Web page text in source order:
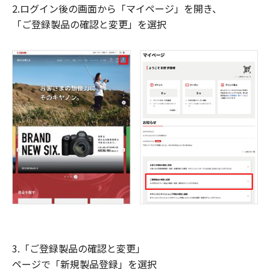
2.ログイン後の画面から「マイページ」を開き、
「ご登録製品の確認と変更」を選択
3.「ご登録製品の確認と変更」
ページで「新規製品登録」を選択